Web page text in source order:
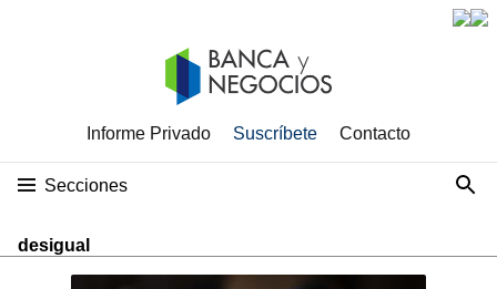
Informe Privado Suscríbete Contacto
Secciones
desigual